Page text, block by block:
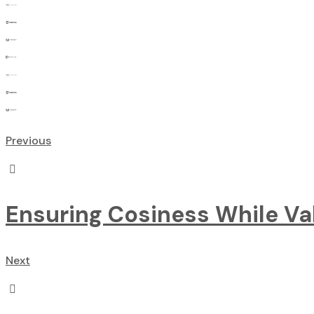
Previous
Ensuring Cosiness While
Next